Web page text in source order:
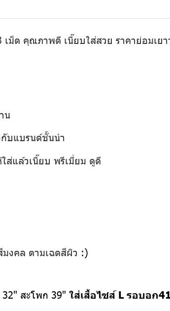
เม็ด คุณภาพดี เนี๊ยบใส่สวย ราคาย่อมเย
น
บแบรนด์ชั้นนำ
ส่แล้วเนี๊ยบ พรีเมี่ยม ดูดี
งคล ตามเฉดสีผิว :)
สะโพก 39" ใส่เสื้อไซส์ L รอบอก